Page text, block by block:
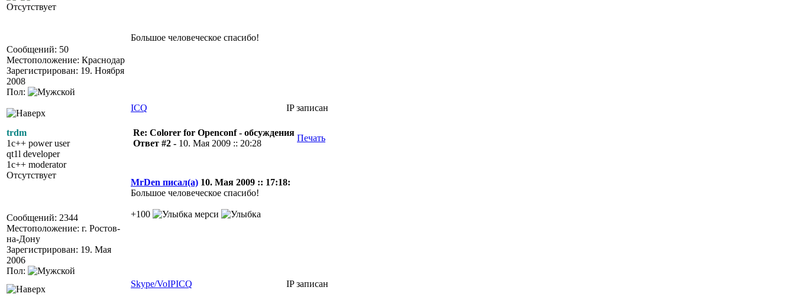
Отсутствует
Сообщений: 50
Местоположение: Краснодар
Зарегистрирован: 19. Ноября
2008
Пол:
Большое человеческое спасибо!
ICQ IP записан
trdm
1c++ power user
qt1l developer
1c++ moderator
Отсутствует
Сообщений: 2344
Местоположение: г. Ростов-
на-Дону
Зарегистрирован: 19. Мая
2006
Пол:
Re: Colorer for Openconf - обсуждения
Ответ #2 - 10. Мая 2009 :: 20:28
Печать
MrDen писал(а) 10. Мая 2009 :: 17:18:
Большое человеческое спасибо!
+100 мерси
Skype/VoIPICQ IP записан